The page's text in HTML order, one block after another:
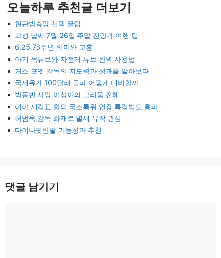
오늘하루 추천글 더보기
현관방충망 선택 꿀팁
고성 날씨 7월 26일 주말 전망과 여행 팁
6.25 76주년 의미와 교훈
아기 목튜브와 자전거 튜브 완벽 사용법
거스 포옛 감독의 지도력과 성과를 알아보다
국제유가 100달러 돌파 어떻게 대비할까
박동빈 사망 이상이의 그리움 전해
여야 재검표 합의 국조특위 연장 특검법도 통과
허범욱 감독 화재로 별세 유작 관심
다이나핏반팔 기능성과 추천
댓글 남기기